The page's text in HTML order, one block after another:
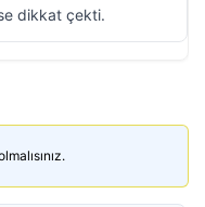
dikkat çekti.